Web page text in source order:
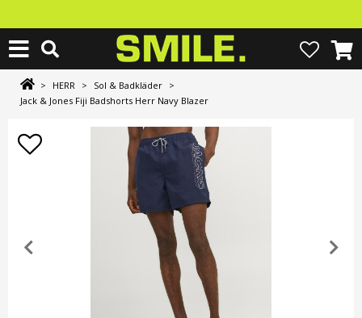
> HERR > Sol & Badkläder >
Jack & Jones Fiji Badshorts Herr Navy Blazer